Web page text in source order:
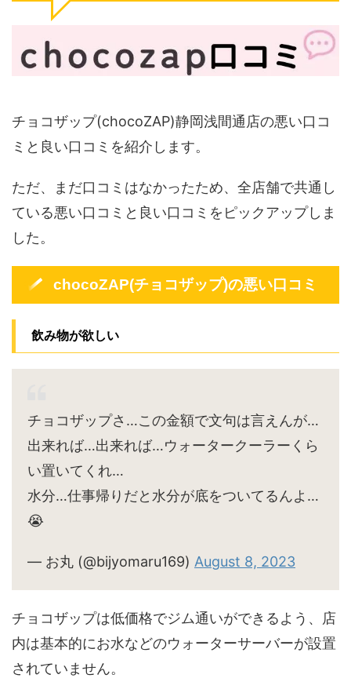
チョコザップ(chocoZAP)静岡浅間通店の悪い口コ
ミと良い口コミを紹介します。
ただ、まだ口コミはなかったため、全店舗で共通し
ている悪い口コミと良い口コミをピックアップしま
した。
chocoZAP(チョコザップ)の悪い口コミ
飲み物が欲しい
チョコザップさ…この金額で文句は言えんが…
出来れば…出来れば…ウォータークーラーくら
い置いてくれ…
水分…仕事帰りだと水分が底をついてるんよ…
😭
— お丸 (@bijyomaru169) August 8, 2023
チョコザップは低価格でジム通いができるよう、店
内は基本的にお水などのウォーターサーバーが設置
されていません。